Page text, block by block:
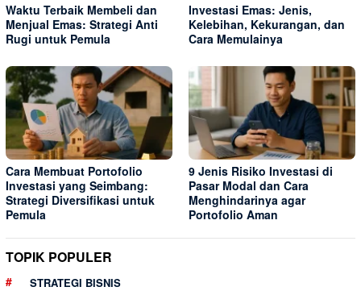
Waktu Terbaik Membeli dan
Menjual Emas: Strategi Anti
Rugi untuk Pemula
Investasi Emas: Jenis,
Kelebihan, Kekurangan, dan
Cara Memulainya
Cara Membuat Portofolio
Investasi yang Seimbang:
Strategi Diversifikasi untuk
Pemula
9 Jenis Risiko Investasi di
Pasar Modal dan Cara
Menghindarinya agar
Portofolio Aman
TOPIK POPULER
STRATEGI BISNIS